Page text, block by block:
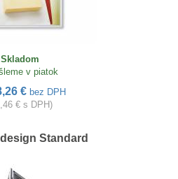
Skladom
v piatok
€ bez DPH
€ s DPH)
Standard